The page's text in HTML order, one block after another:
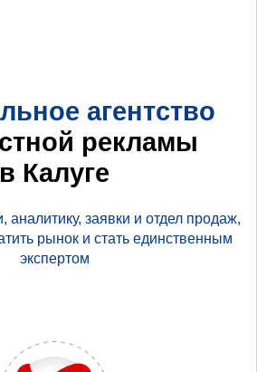
агентство
рекламы
в Калуге
заявки и отдел продаж,
рынок и стать единственным
экспертом